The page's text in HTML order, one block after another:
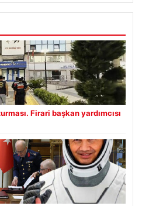
Firari başkan yardımcısı